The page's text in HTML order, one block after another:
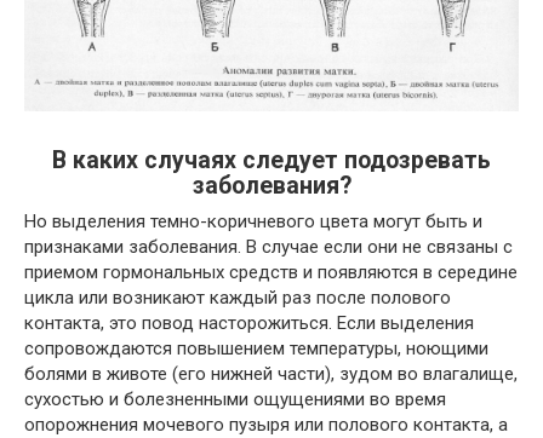
В каких случаях следует подозревать
заболевания?
Но выделения темно-коричневого цвета могут быть и
признаками заболевания. В случае если они не связаны с
приемом гормональных средств и появляются в середине
цикла или возникают каждый раз после полового
контакта, это повод насторожиться. Если выделения
сопровождаются повышением температуры, ноющими
болями в животе (его нижней части), зудом во влагалище,
сухостью и болезненными ощущениями во время
опорожнения мочевого пузыря или полового контакта, а